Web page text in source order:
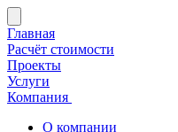
Главная
Расчёт стоимости
Проекты
Услуги
Компания
О компании